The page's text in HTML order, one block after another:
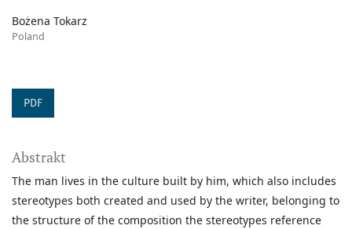
Bożena Tokarz
Poland
PDF
Abstrakt
The man lives in the culture built by him, which also includes
stereotypes both created and used by the writer, belonging to
the structure of the composition the stereotypes reference